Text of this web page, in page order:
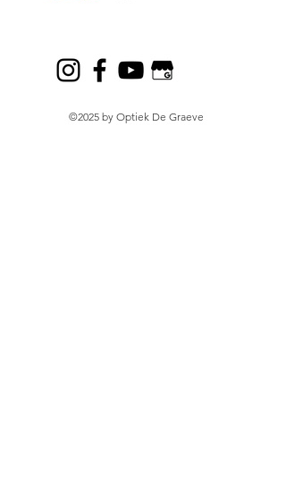
©2025 by Optiek De Graeve